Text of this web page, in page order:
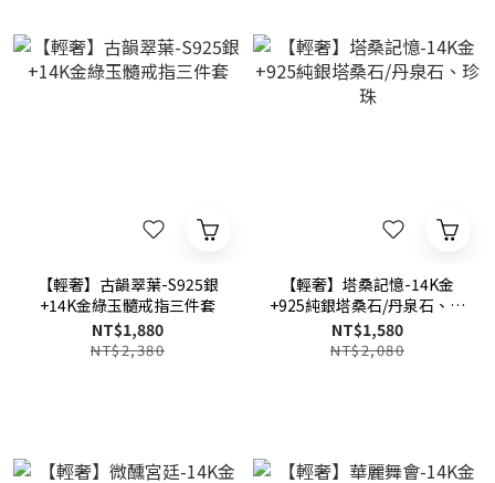
【輕奢】古韻翠葉-S925銀
+14K金綠玉髓戒指三件套
NT$1,880
NT$2,380
【輕奢】塔桑記憶-14K金
+925純銀塔桑石/丹泉石、珍
珠
NT$1,580
NT$2,080